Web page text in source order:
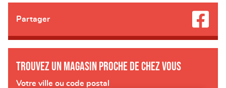
Partager
Trouvez un magasin proche de chez vous
Votre ville ou code postal